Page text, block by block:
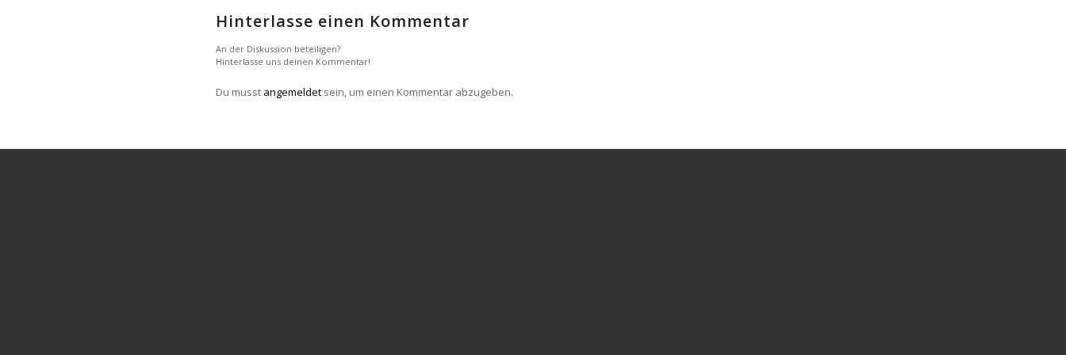
Hinterlasse einen Kommentar
An der Diskussion beteiligen?
Hinterlasse uns deinen Kommentar!
Du musst angemeldet sein, um einen Kommentar abzugeben.